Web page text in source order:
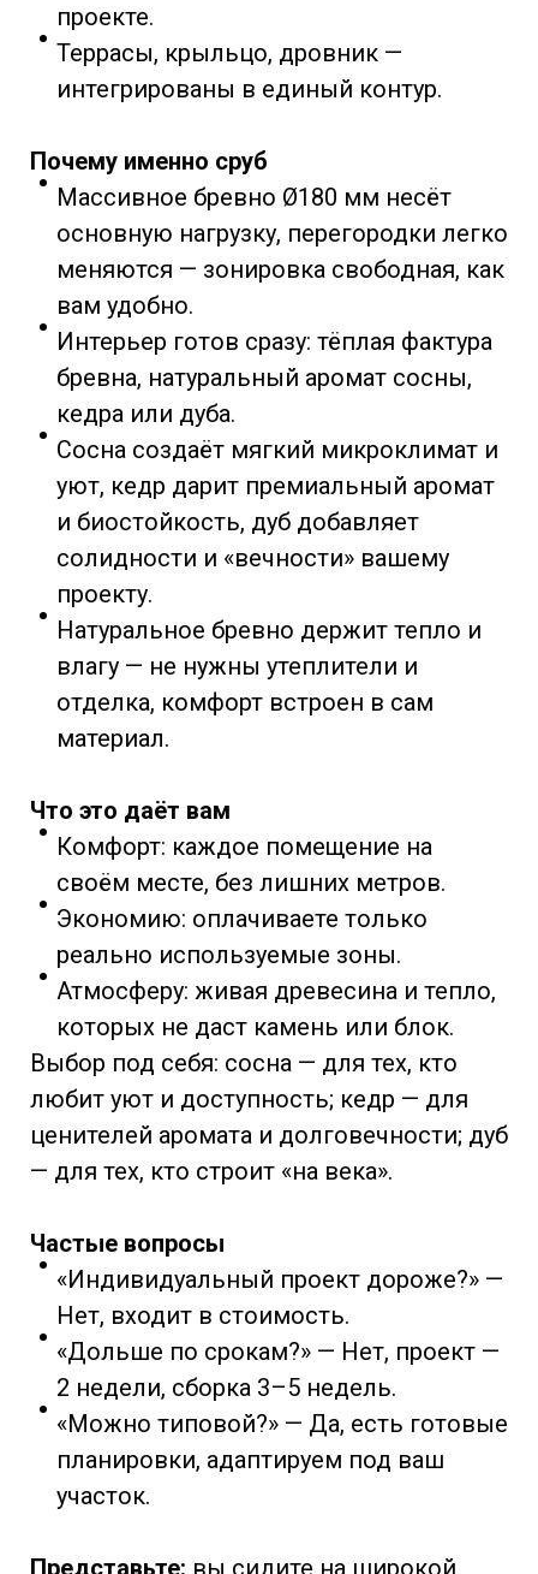
проекте.
Террасы, крыльцо, дровник —
интегрированы в единый контур.
Почему именно сруб
Массивное бревно Ø180 мм несёт
основную нагрузку, перегородки легко
меняются — зонировка свободная, как
вам удобно.
Интерьер готов сразу: тёплая фактура
бревна, натуральный аромат сосны,
кедра или дуба.
Сосна создаёт мягкий микроклимат и
уют, кедр дарит премиальный аромат
и биостойкость, дуб добавляет
солидности и «вечности» вашему
проекту.
Натуральное бревно держит тепло и
влагу — не нужны утеплители и
отделка, комфорт встроен в сам
материал.
Что это даёт вам
Комфорт: каждое помещение на
своём месте, без лишних метров.
Экономию: оплачиваете только
реально используемые зоны.
Атмосферу: живая древесина и тепло,
которых не даст камень или блок.
Выбор под себя: сосна — для тех, кто
любит уют и доступность; кедр — для
ценителей аромата и долговечности; дуб
— для тех, кто строит «на века».
Частые вопросы
«Индивидуальный проект дороже?» —
Нет, входит в стоимость.
«Дольше по срокам?» — Нет, проект —
2 недели, сборка 3–5 недель.
«Можно типовой?» — Да, есть готовые
планировки, адаптируем под ваш
участок.
Представьте: вы сидите на широкой